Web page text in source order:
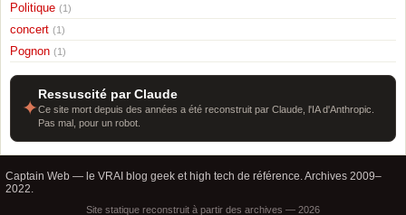
Politique (1)
concert (1)
Pognon (1)
✦
Ressuscité par Claude
Ce site mort depuis des années a été reconstruit par Claude, l'IA d'Anthropic.
Pas mal, pour un robot.
Captain Web — le VRAI blog geek et high tech de référence. Archives 2009–
2022.
Site statique reconstruit à partir des archives — 2026